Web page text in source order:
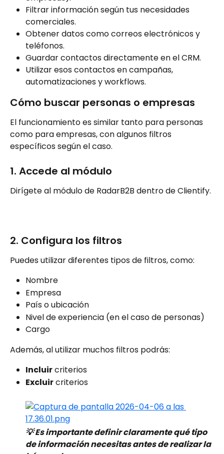
Filtrar información según tus necesidades
comerciales.
Obtener datos como correos electrónicos y
teléfonos.
Guardar contactos directamente en el CRM.
Utilizar esos contactos en campañas,
automatizaciones y workflows.
Cómo buscar personas o empresas
El funcionamiento es similar tanto para personas
como para empresas, con algunos filtros
específicos según el caso.
1. Accede al módulo
Dirígete al módulo de RadarB2B dentro de Clientify.
2. Configura los filtros
Puedes utilizar diferentes tipos de filtros, como:
Nombre
Empresa
País o ubicación
Nivel de experiencia (en el caso de personas)
Cargo
Además, al utilizar muchos filtros podrás:
Incluir criterios
Excluir criterios
💡 Es importante definir claramente qué tipo
de información necesitas antes de realizar la